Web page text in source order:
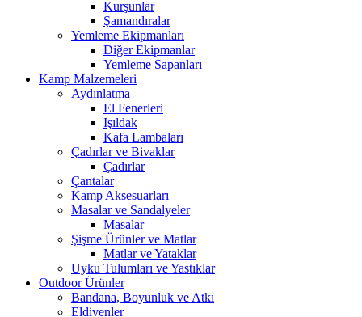
Kurşunlar
Şamandıralar
Yemleme Ekipmanları
Diğer Ekipmanlar
Yemleme Sapanları
Kamp Malzemeleri
Aydınlatma
El Fenerleri
Işıldak
Kafa Lambaları
Çadırlar ve Bivaklar
Çadırlar
Çantalar
Kamp Aksesuarları
Masalar ve Sandalyeler
Masalar
Şişme Ürünler ve Matlar
Matlar ve Yataklar
Uyku Tulumları ve Yastıklar
Outdoor Ürünler
Bandana, Boyunluk ve Atkı
Eldivenler